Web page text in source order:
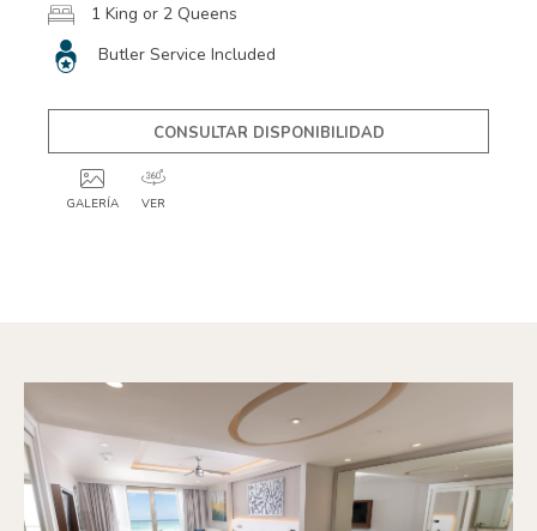
1 King or 2 Queens
Butler Service Included
CONSULTAR DISPONIBILIDAD
GALERÍA
VER